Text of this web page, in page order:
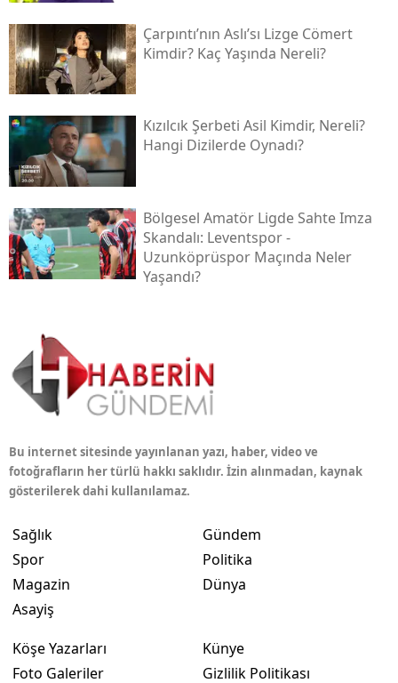
Çarpıntı’nın Aslı’sı Lizge Cömert
Kimdir? Kaç Yaşında Nereli?
Kızılcık Şerbeti Asil Kimdir, Nereli?
Hangi Dizilerde Oynadı?
Bölgesel Amatör Ligde Sahte Imza
Skandalı: Leventspor -
Uzunköprüspor Maçında Neler
Yaşandı?
Bu internet sitesinde yayınlanan yazı, haber, video ve
fotoğrafların her türlü hakkı saklıdır. İzin alınmadan, kaynak
gösterilerek dahi kullanılamaz.
Sağlık
Spor
Magazin
Asayiş
Gündem
Politika
Dünya
Köşe Yazarları
Foto Galeriler
Künye
Gizlilik Politikası